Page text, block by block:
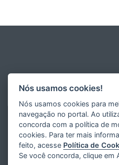
Nós usamos cookies!
Nós usamos cookies para
navegação no portal. Ao
concorda com a política de
cookies. Para ter mais
feito, acesse Política de
Se você concorda, clique em